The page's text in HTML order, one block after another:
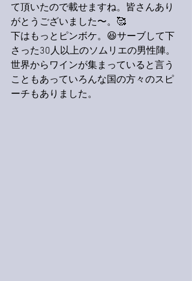
て頂いたので載せますね。皆さんあり
がとうございました〜。🥰
下はもっとピンボケ。😆サーブして下
さった30人以上のソムリエの男性陣。
世界からワインが集まっていると言う
こともあっていろんな国の方々のスピ
ーチもありました。